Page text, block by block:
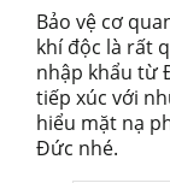
Bảo vệ cơ
khí độc là rất
nhập khẩu từ
tiếp xúc với
hiểu mặt nạ
Đức nhé.